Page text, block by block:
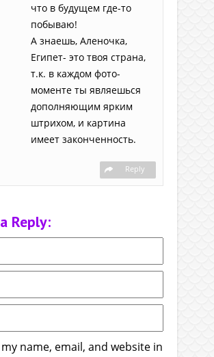
что в будущем где-то
побываю!
А знаешь, Аленочка,
Египет- это твоя страна,
т.к. в каждом фото-
моменте ты являешься
дополняющим ярким
штрихом, и картина
имеет законченность.
Reply
Reply:
my name, email, and website in